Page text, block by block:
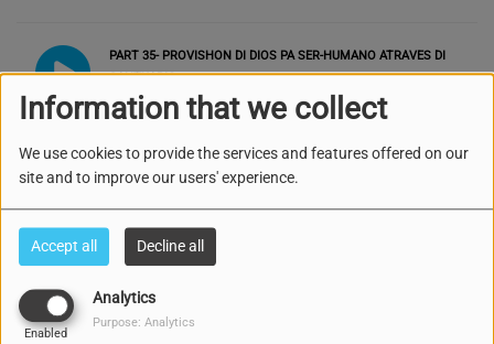
Information that we collect
We use cookies to provide the services and features offered on our
site and to improve our users' experience.
Accept all Decline all
Analytics
Enabled
Purpose: Analytics
PART 35- PROVISHON DI DIOS PA SER-HUMANO ATRAVES DI
SANTUARIO
PART 34- PROVISHON DI DIOS PA SER-HUMANO ATRAVES DI
SANTUARIO
PART 33- PROVISHON DI DIOS PA SER-HUMANO ATRAVES DI